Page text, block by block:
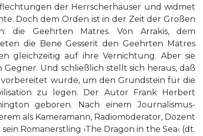
der Herrscherhäuser und widmet
Doch dem Orden ist in der Zeit der Großen
die Geehrten Matres. Von Arrakis, dem
die Bene Gesserit den Geehrten Matres
gleichzeitig auf ihre Vernichtung. Aber sie
Und schließlich stellt sich heraus, daß
wurde, um den Grundstein für die
zu legen. Der Autor Frank Herbert
geboren. Nach einem Journalismus-
als Kameramann, Radiomoderator, Dozent
Romanerstling ›The Dragon in the Sea‹ (dt.